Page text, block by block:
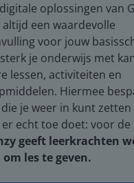
oplossingen van
een waardevolle
voor jouw
je onderwijs met
lessen, activiteiten en
Hiermee
je weer in kunt zetten
echt toe doet: voor de
geeft leerkrachten
les te geven.